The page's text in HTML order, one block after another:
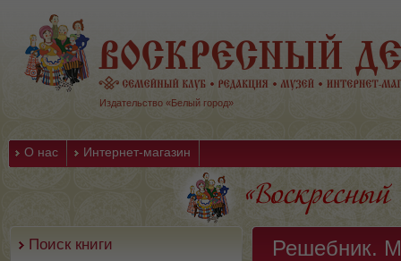
Издательство «Белый город»
О нас Интернет-магазин
Поиск книги Решебник.